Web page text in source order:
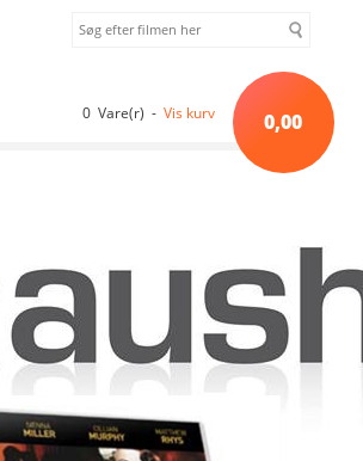
0 Vare(r) - Vis kurv 0,00
The Edge of Love (2008) [DVD]